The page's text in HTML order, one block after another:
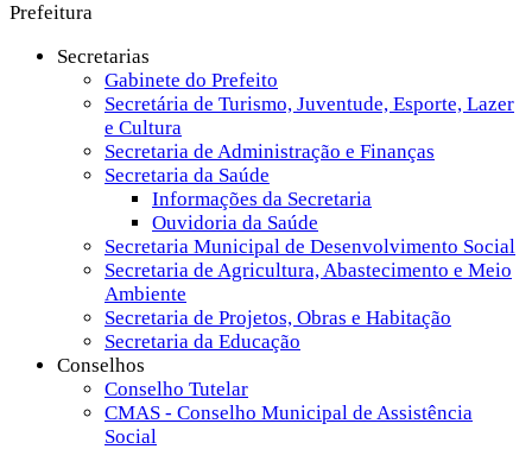
Prefeitura
Secretarias
Gabinete do Prefeito
Secretária de Turismo, Juventude, Esporte, Lazer
e Cultura
Secretaria de Administração e Finanças
Secretaria da Saúde
Informações da Secretaria
Ouvidoria da Saúde
Secretaria Municipal de Desenvolvimento Social
Secretaria de Agricultura, Abastecimento e Meio
Ambiente
Secretaria de Projetos, Obras e Habitação
Secretaria da Educação
Conselhos
Conselho Tutelar
CMAS - Conselho Municipal de Assistência
Social